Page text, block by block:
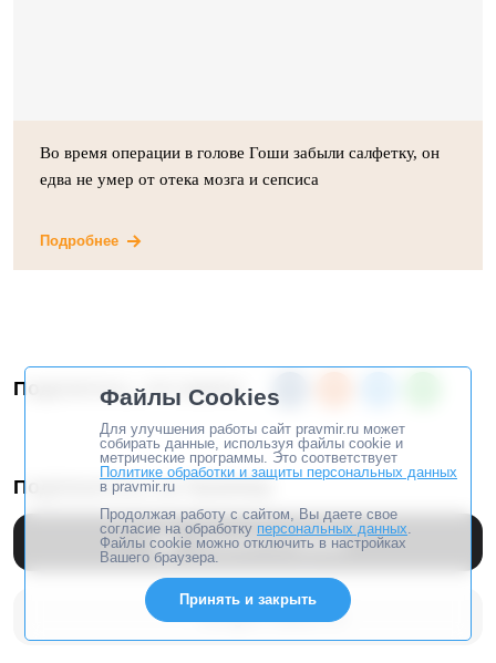
Во время операции в голове Гоши забыли салфетку, он
едва не умер от отека мозга и сепсиса
Подробнее
Поделитесь, это важно
Подпишитесь на Правмир
Перейти вДзен
Google Новости
Файлы Cookies
Для улучшения работы сайт pravmir.ru может
собирать данные, используя файлы cookie и
метрические программы. Это соответствует
Политике обработки и защиты персональных данных
в pravmir.ru
Продолжая работу с сайтом, Вы даете свое
согласие на обработку персональных данных.
Файлы cookie можно отключить в настройках
Вашего браузера.
Принять и закрыть